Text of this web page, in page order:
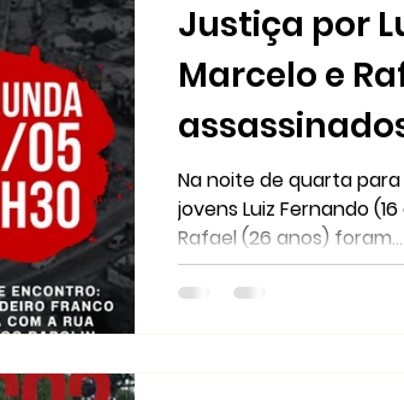
Justiça por
Marcelo e
militar no
Na noite de quarta
jovens Luiz Fernando
Rafael (26 anos) foram...